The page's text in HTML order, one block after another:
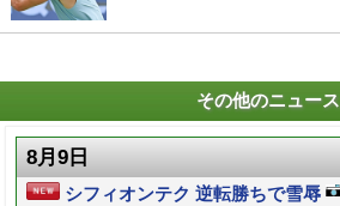
その他のニュース
8月9日
シフィオンテク 逆転勝ちで雪辱